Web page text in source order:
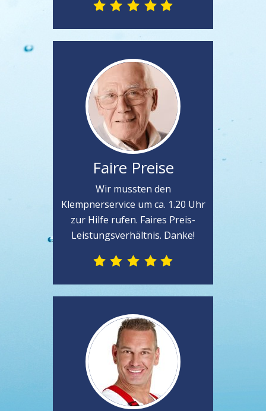
Faire Preise
Wir mussten den
Klempnerservice um ca. 1.20 Uhr
zur Hilfe rufen. Faires Preis-
Leistungsverhältnis. Danke!